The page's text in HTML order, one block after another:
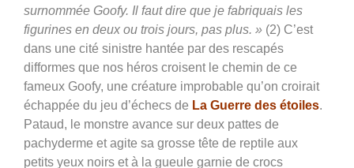
surnommée Goofy. Il faut dire que je fabriquais les
figurines en deux ou trois jours, pas plus. » (2) C’est
dans une cité sinistre hantée par des rescapés
difformes que nos héros croisent le chemin de ce
fameux Goofy, une créature improbable qu’on croirait
échappée du jeu d’échecs de La Guerre des étoiles.
Pataud, le monstre avance sur deux pattes de
pachyderme et agite sa grosse tête de reptile aux
petits yeux noirs et à la gueule garnie de crocs